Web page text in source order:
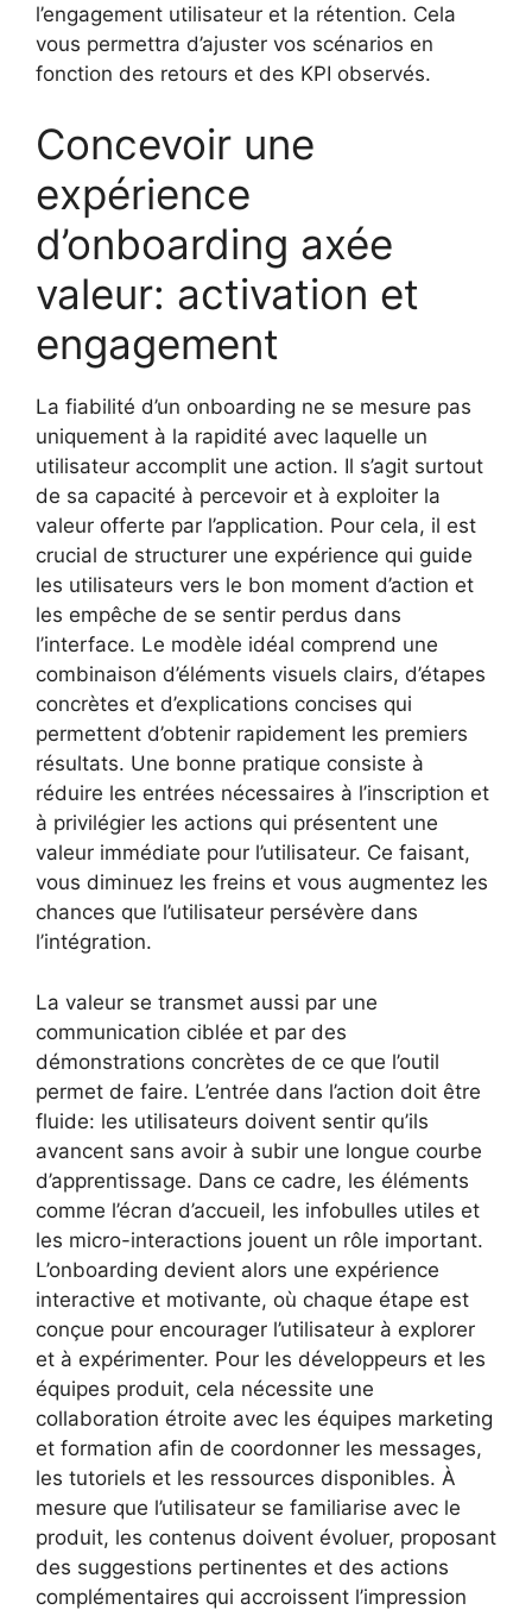
l’engagement utilisateur et la rétention. Cela
vous permettra d’ajuster vos scénarios en
fonction des retours et des KPI observés.
Concevoir une
expérience
d’onboarding axée
valeur: activation et
engagement
La fiabilité d’un onboarding ne se mesure pas
uniquement à la rapidité avec laquelle un
utilisateur accomplit une action. Il s’agit surtout
de sa capacité à percevoir et à exploiter la
valeur offerte par l’application. Pour cela, il est
crucial de structurer une expérience qui guide
les utilisateurs vers le bon moment d’action et
les empêche de se sentir perdus dans
l’interface. Le modèle idéal comprend une
combinaison d’éléments visuels clairs, d’étapes
concrètes et d’explications concises qui
permettent d’obtenir rapidement les premiers
résultats. Une bonne pratique consiste à
réduire les entrées nécessaires à l’inscription et
à privilégier les actions qui présentent une
valeur immédiate pour l’utilisateur. Ce faisant,
vous diminuez les freins et vous augmentez les
chances que l’utilisateur persévère dans
l’intégration.
La valeur se transmet aussi par une
communication ciblée et par des
démonstrations concrètes de ce que l’outil
permet de faire. L’entrée dans l’action doit être
fluide: les utilisateurs doivent sentir qu’ils
avancent sans avoir à subir une longue courbe
d’apprentissage. Dans ce cadre, les éléments
comme l’écran d’accueil, les infobulles utiles et
les micro-interactions jouent un rôle important.
L’onboarding devient alors une expérience
interactive et motivante, où chaque étape est
conçue pour encourager l’utilisateur à explorer
et à expérimenter. Pour les développeurs et les
équipes produit, cela nécessite une
collaboration étroite avec les équipes marketing
et formation afin de coordonner les messages,
les tutoriels et les ressources disponibles. À
mesure que l’utilisateur se familiarise avec le
produit, les contenus doivent évoluer, proposant
des suggestions pertinentes et des actions
complémentaires qui accroissent l’impression